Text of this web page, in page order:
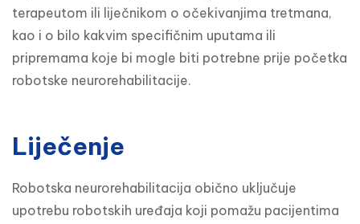
terapeutom ili liječnikom o očekivanjima tretmana,
kao i o bilo kakvim specifičnim uputama ili
pripremama koje bi mogle biti potrebne prije početka
robotske neurorehabilitacije.
Liječenje
Robotska neurorehabilitacija obično uključuje
upotrebu robotskih uređaja koji pomažu pacijentima